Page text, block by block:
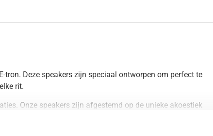
tron. Deze speakers zijn speciaal ontworpen om perfect te
rit.
Onze speakers zijn afgestemd op de unieke akoestiek